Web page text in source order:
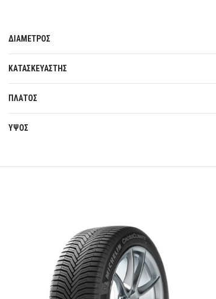
ΔΙΑΜΕΤΡΟΣ
ΚΑΤΑΣΚΕΥΑΣΤΗΣ
ΠΛΑΤΟΣ
ΥΨΟΣ